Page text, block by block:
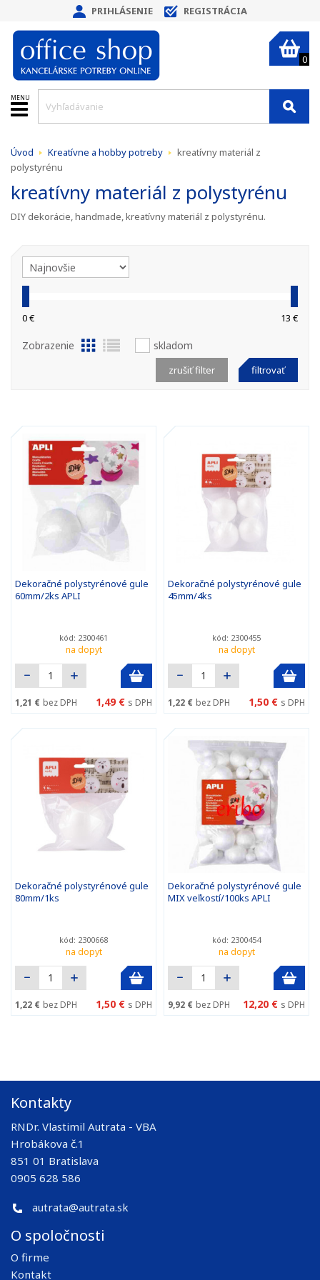
PRIHLÁSENIE REGISTRÁCIA
0
MENU
Úvod Kreatívne a hobby potreby
kreatívny materiál z
polystyrénu
kreatívny materiál z polystyrénu
DIY dekorácie, handmade, kreatívny materiál z polystyrénu.
0 € 13 €
Zobrazenie skladom
filtrovať
zrušiť filter
Dekoračné polystyrénové gule
60mm/2ks APLI
kód: 2300461
na dopyt
1,21 € bez DPH 1,49 € s DPH
Dekoračné polystyrénové gule
45mm/4ks
kód: 2300455
na dopyt
1,22 € bez DPH 1,50 € s DPH
Dekoračné polystyrénové gule
80mm/1ks
kód: 2300668
na dopyt
1,22 € bez DPH 1,50 € s DPH
Dekoračné polystyrénové gule
MIX veľkostí/100ks APLI
kód: 2300454
na dopyt
9,92 € bez DPH 12,20 € s DPH
Kontakty
RNDr. Vlastimil Autrata - VBA
Hrobákova č.1
851 01 Bratislava
0905 628 586
autrata@autrata.sk
O spoločnosti
O firme
Kontakt